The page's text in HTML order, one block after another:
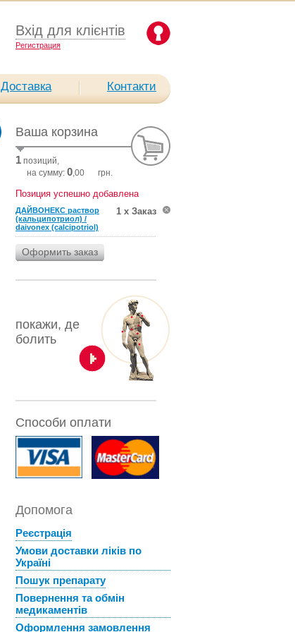
Вхід для клієнтів
Pегистрация
Доставка Контакти
Ваша корзина
1 позиций,
на сумму: 0,00 грн.
Позиция успешно добавлена
ДАЙВОНЕКС раствор
(кальципотриол) /
daivonex (calcipotriol)
1 х Заказ
покажи, де
болить
Способи оплати
Допомога
Реєстрація
Умови доставки ліків по
Україні
Пошук препарату
Повернення та обмін
медикаментів
Оформлення замовлення